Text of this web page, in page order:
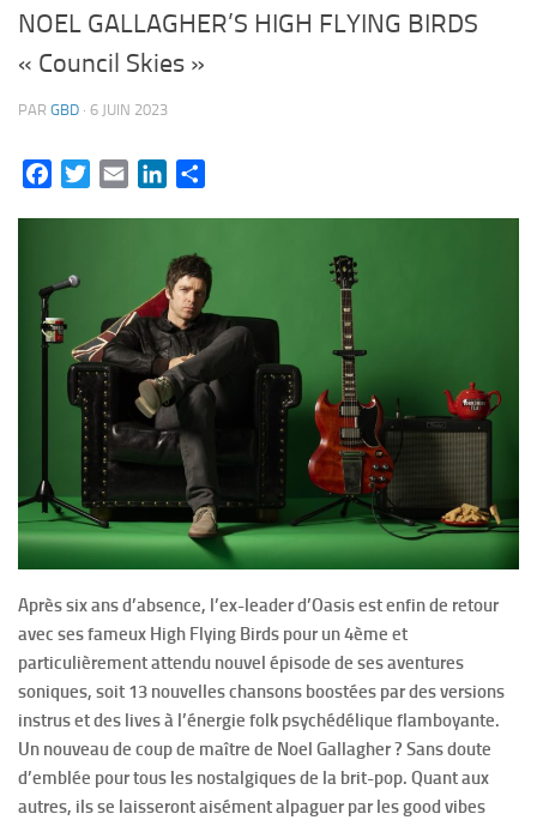
NOEL GALLAGHER’S HIGH FLYING BIRDS
« Council Skies »
PAR GBD · 6 JUIN 2023
FacebookTwitterEmail LinkedIn
Après six ans d’absence, l’ex-leader d’Oasis est enfin de retour
avec ses fameux High Flying Birds pour un 4ème et
particulièrement attendu nouvel épisode de ses aventures
soniques, soit 13 nouvelles chansons boostées par des versions
instrus et des lives à l’énergie folk psychédélique flamboyante.
Un nouveau de coup de maître de Noel Gallagher ? Sans doute
d’emblée pour tous les nostalgiques de la brit-pop. Quant aux
autres, ils se laisseront aisément alpaguer par les good vibes